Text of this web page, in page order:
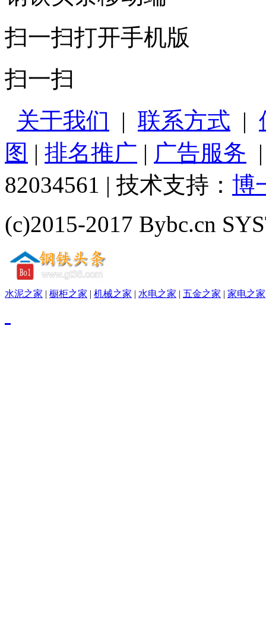
扫一扫打开手机版
扫一扫
关于我们 | 联系方式 |
图 | 排名推广 | 广告服务
82034561 | 技术支持： 博
(c)2015-2017 Bybc.cn
水泥之家 | 橱柜之家 | 机械之家 | 水电之家 | 五金之家 | 家电之家